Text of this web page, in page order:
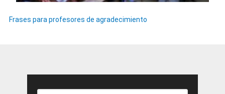
Frases para profesores de agradecimiento